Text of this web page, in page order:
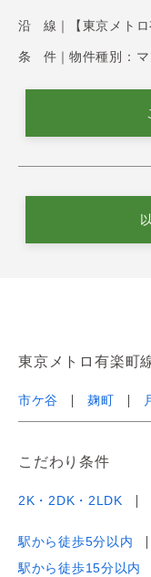
沿 線｜ 【東京メト
条 件｜ 物件種別：
東京メトロ有楽町
市ケ谷 麹町
こだわり条件
2K・2DK・2LDK
駅から徒歩5分以内
駅から徒歩15分以内